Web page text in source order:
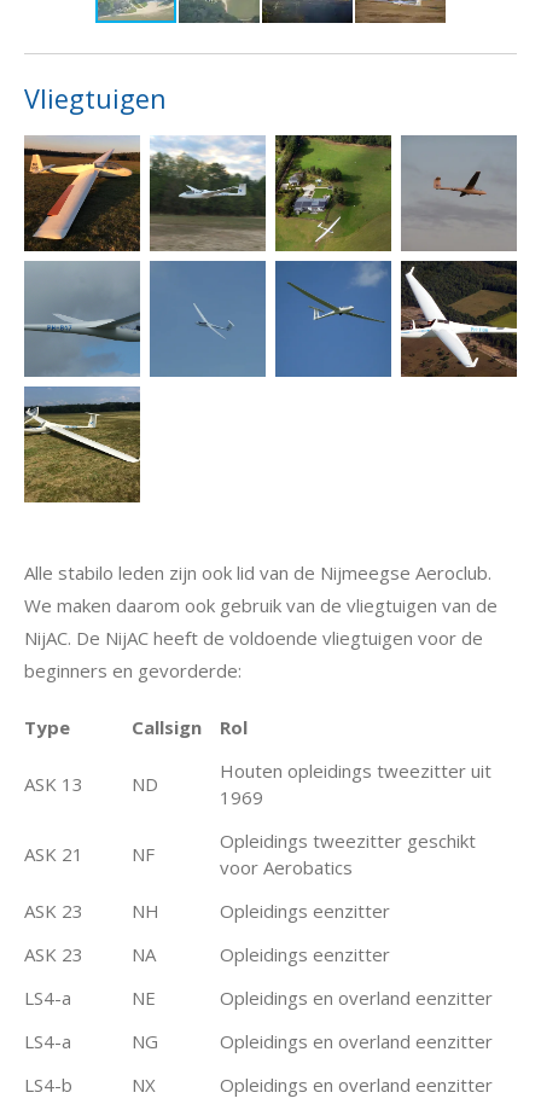
Vliegtuigen
Alle stabilo leden zijn ook lid van de Nijmeegse Aeroclub.
We maken daarom ook gebruik van de vliegtuigen van de
NijAC. De NijAC heeft de voldoende vliegtuigen voor de
beginners en gevorderde:
Type Callsign Rol
ASK 13 ND
Houten opleidings tweezitter uit
1969
ASK 21 NF
Opleidings tweezitter geschikt
voor Aerobatics
ASK 23
NH
Opleidings eenzitter
ASK 23
NA
Opleidings eenzitter
LS4-a
NE
Opleidings en overland eenzitter
LS4-a
NG
Opleidings en overland eenzitter
LS4-b
NX Opleidings en overland eenzitter